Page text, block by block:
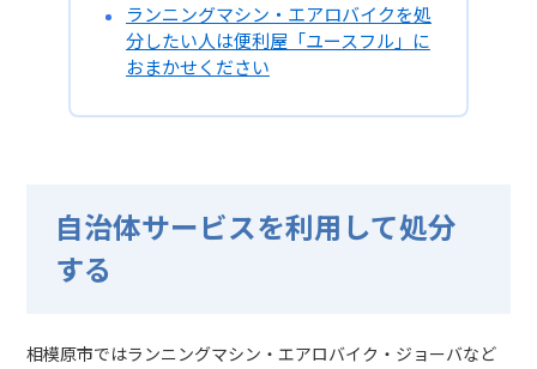
ランニングマシン・エアロバイクを処
分したい人は便利屋「ユースフル」に
おまかせください
自治体サービスを利用して処分
する
相模原市ではランニングマシン・エアロバイク・ジョーバなど